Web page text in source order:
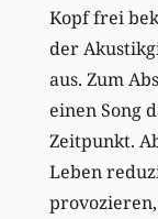
Kopf frei
der
aus. Zum
einen Song
Zeitpunkt.
Leben